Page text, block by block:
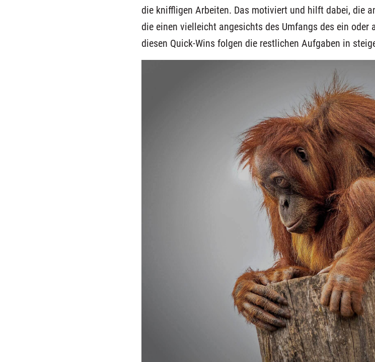
die kniffligen Arbeiten. Das motiviert und hilft dabei, die
die einen vielleicht angesichts des Umfangs des ein oder
diesen Quick-Wins folgen die restlichen Aufgaben in